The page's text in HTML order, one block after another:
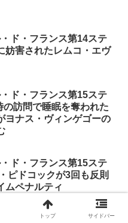
ド・フランス第14ステ
害されたレムコ・エヴ
ド・フランス第15ステ
の訪問で睡眠を奪われた
ヨナス・ヴィンゲゴーの
ド・フランス第15ステ
ドコックが3回も反則
ムペナルティ
・ド・フランス第20ステ
トップ サイドバー